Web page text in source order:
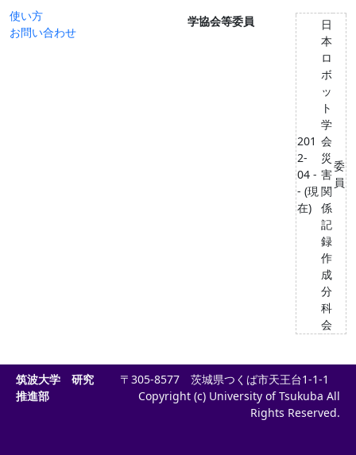
使い方
お問い合わせ
学協会等委員
201
2-
04 -
- (現
在)
日
本
ロ
ボ
ッ
ト
学
会
災
害
関
係
記
録
作
成
分
科
会
委
員
筑波大学 研究
推進部
〒305-8577 茨城県つくば市天王台1-1-1
Copyright (c) University of Tsukuba All
Rights Reserved.